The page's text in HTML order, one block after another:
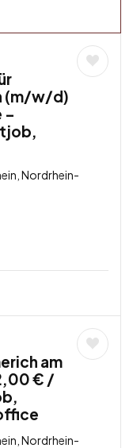
(m/w/d)
–
Nordrhein-
am
€ /
Nordrhein-